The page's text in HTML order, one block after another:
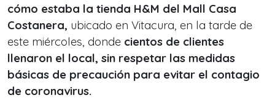
cómo estaba la tienda H&M del Mall Casa
Costanera, ubicado en Vitacura, en la tarde de
este miércoles, donde cientos de clientes
llenaron el local, sin respetar las medidas
básicas de precaución para evitar el contagio
de coronavirus.